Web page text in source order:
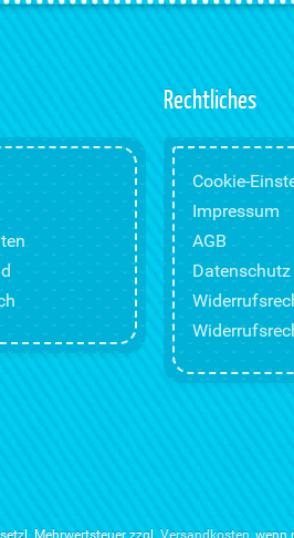
Rechtliches
Cookie-
Impressum
AGB
Datenschutz